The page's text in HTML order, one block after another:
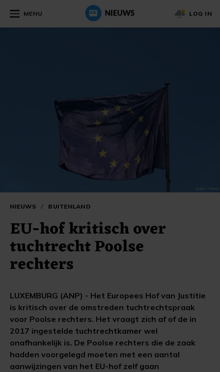
MENU LOG IN
NIEUWS / BUITENLAND
EU-hof kritisch over
tuchtrecht Poolse
rechters
LUXEMBURG (ANP) - Het Europees Hof van Justitie
is kritisch over de omstreden tuchtrechtspraak
voor Poolse rechters. Het vraagt zich af of de in
2017 ingestelde tuchtrechtkamer wel
onafhankelijk is. De Poolse rechters die de zaak
hadden voorgelegd moeten met een aantal
aanwijzingen van het EU-hof zelf gaan